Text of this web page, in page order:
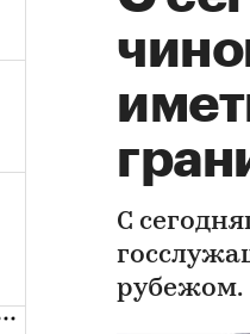
С
рубежом.